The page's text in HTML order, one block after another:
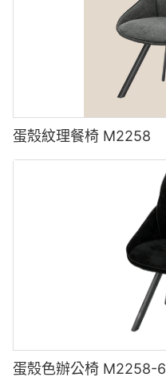
蛋殼紋理餐椅 M2258
蛋殼色辦公椅 M2258-6